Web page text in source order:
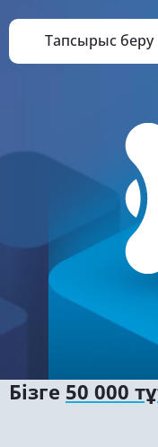
Тапсырыс беру
Бізге 50 000